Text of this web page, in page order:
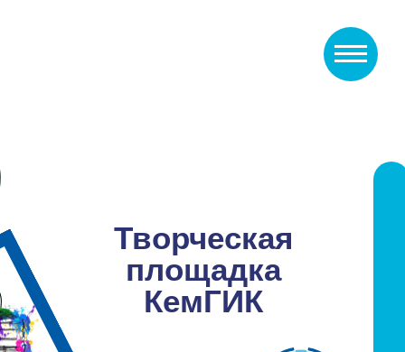
Творческая
площадка
КемГИК